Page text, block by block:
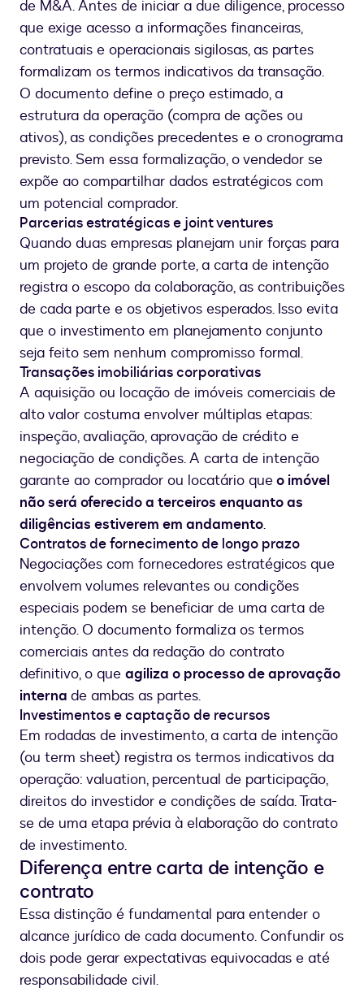
de M&A. Antes de iniciar a due diligence, processo
que exige acesso a informações financeiras,
contratuais e operacionais sigilosas, as partes
formalizam os termos indicativos da transação.
O documento define o preço estimado, a
estrutura da operação (compra de ações ou
ativos), as condições precedentes e o cronograma
previsto. Sem essa formalização, o vendedor se
expõe ao compartilhar dados estratégicos com
um potencial comprador.
Parcerias estratégicas e joint ventures
Quando duas empresas planejam unir forças para
um projeto de grande porte, a carta de intenção
registra o escopo da colaboração, as contribuições
de cada parte e os objetivos esperados. Isso evita
que o investimento em planejamento conjunto
seja feito sem nenhum compromisso formal.
Transações imobiliárias corporativas
A aquisição ou locação de imóveis comerciais de
alto valor costuma envolver múltiplas etapas:
inspeção, avaliação, aprovação de crédito e
negociação de condições. A carta de intenção
garante ao comprador ou locatário queo imóvel
não será oferecido a terceiros enquanto as
diligências estiverem em andamento.
Contratos de fornecimento de longo prazo
Negociações com fornecedores estratégicos que
envolvem volumes relevantes ou condições
especiais podem se beneficiar de uma carta de
intenção. O documento formaliza os termos
comerciais antes da redação do contrato
definitivo, o que agiliza o processo de aprovação
interna de ambas as partes.
Investimentos e captação de recursos
Em rodadas de investimento, a carta de intenção
(ou term sheet) registra os termos indicativos da
operação: valuation, percentual de participação,
direitos do investidor e condições de saída. Trata-
se de uma etapa prévia à elaboração do contrato
de investimento.
Diferença entre carta de intenção e
contrato
Essa distinção é fundamental para entender o
alcance jurídico de cada documento. Confundir os
dois pode gerar expectativas equivocadas e até
responsabilidade civil.